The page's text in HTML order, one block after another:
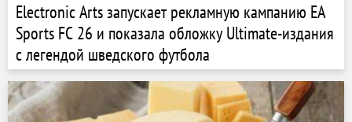
Electronic Arts запускает рекламную кампанию EA
Sports FC 26 и показала обложку Ultimate-издания
с легендой шведского футбола